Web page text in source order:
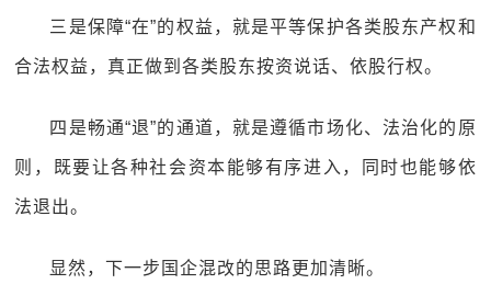
三是保障“在”的权益，就是平等保护各类股东产权和
合法权益，真正做到各类股东按资说话、依股行权。
四是畅通“退”的通道，就是遵循市场化、法治化的原
则，既要让各种社会资本能够有序进入，同时也能够依
法退出。
显然，下一步国企混改的思路更加清晰。